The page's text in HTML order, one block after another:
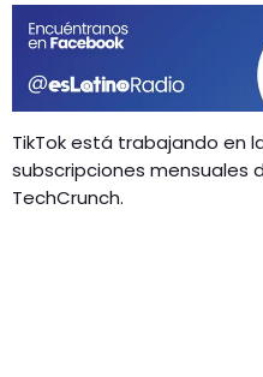
GEEKERS
MÚSICA
ENTRETENIMIENTO
INICIO
RADIO SPLENDID
CONTACTO
TikTok está trabajando en
subscripciones mensuales
TechCrunch.